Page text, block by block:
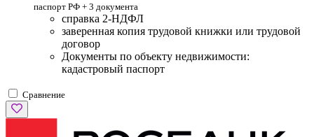
паспорт РФ + 3 документа
справка 2-НДФЛ
заверенная копия трудовой книжки или трудовой
договор
Документы по объекту недвижимости:
кадастровый паспорт
Сравнение